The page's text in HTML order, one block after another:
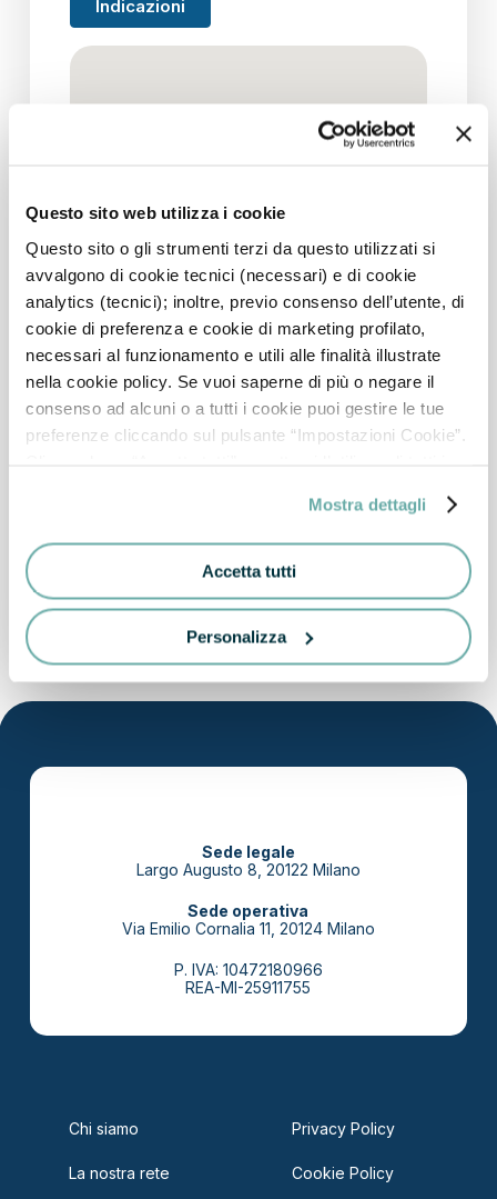
Questo sito web utilizza i cookie
Questo sito o gli strumenti terzi da questo utilizzati si
avvalgono di cookie tecnici (necessari) e di cookie
analytics (tecnici); inoltre, previo consenso dell’utente, di
cookie di preferenza e cookie di marketing profilato,
necessari al funzionamento e utili alle finalità illustrate
nella cookie policy. Se vuoi saperne di più o negare il
consenso ad alcuni o a tutti i cookie puoi gestire le tue
preferenze cliccando sul pulsante “Impostazioni Cookie”.
(ad eccezione dei cookie tecnici, in quanto strettamente
necessari, e dei cookie analytics) e continuare la
navigazione sul sito. Per maggiori informazioni sui cookie
che utilizziamo e, in generale, sul trattamento dei tuoi dati
personali, consulta la nostra Cookie Policy e la Privacy
Policy.
Mostra dettagli
Accetta tutti
Personalizza
Indicazioni
Sede legale
Largo Augusto 8, 20122 Milano
Sede operativa
Via Emilio Cornalia 11, 20124 Milano
P. IVA: 10472180966
REA-MI-25911755
Chi siamo
La nostra rete
Privacy Policy
Cookie Policy